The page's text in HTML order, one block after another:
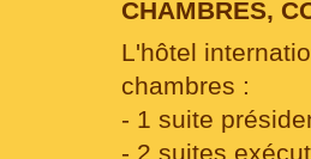
CHAMBRES,
L'hôtel
chambres :
- 1 suite
- 2 suites